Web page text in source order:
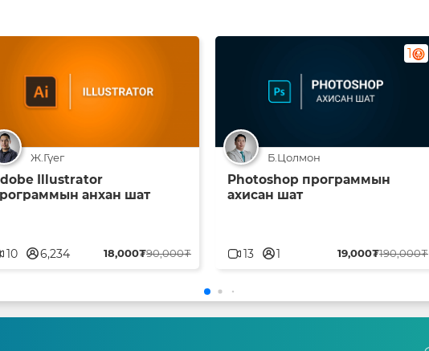
Ж.Гүег
Illustrator
анхан шат
18,000₮90,000₮
10 userblank6,234
Б.Цолмон
Photoshop программын
ахисан шат
19,000₮190,000₮
13 userblank1
1